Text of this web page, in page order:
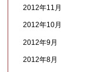
2012年11月
2012年10月
2012年9月
2012年8月